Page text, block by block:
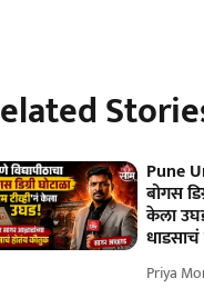
Pune
बोगस
केला
Priya